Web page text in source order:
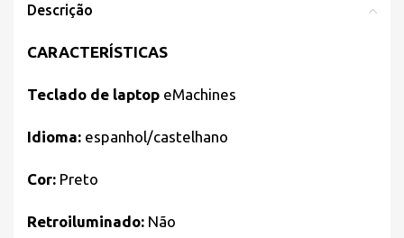
Descrição
CARACTERÍSTICAS
Teclado de laptop eMachines
Idioma: espanhol/castelhano
Cor: Preto
Retroiluminado: Não